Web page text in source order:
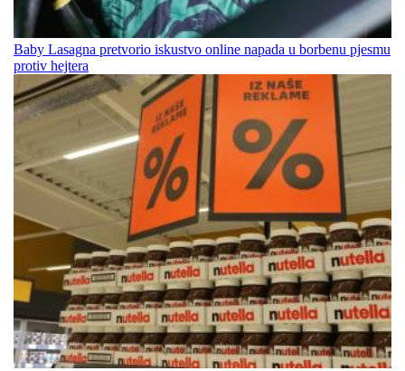
Baby Lasagna pretvorio iskustvo online napada u borbenu pjesmu
protiv hejtera